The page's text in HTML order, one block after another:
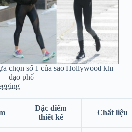
chọn số 1 của sao Hollywood khi
dạo phố
Đặc điểm
thiết kế
Chất liệu